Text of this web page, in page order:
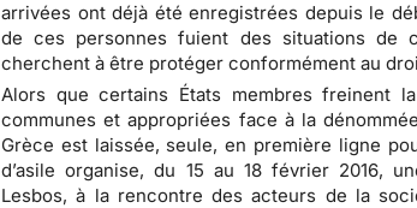
arrivées ont déjà été enregistrées depuis le
de ces personnes fuient des situations de
cherchent à être protéger conformément au
Alors que certains États membres freinent
communes et appropriées face à la
Grèce est laissée, seule, en première ligne
d’asile organise, du 15 au 18 février 2016,
Lesbos, à la rencontre des acteurs de la